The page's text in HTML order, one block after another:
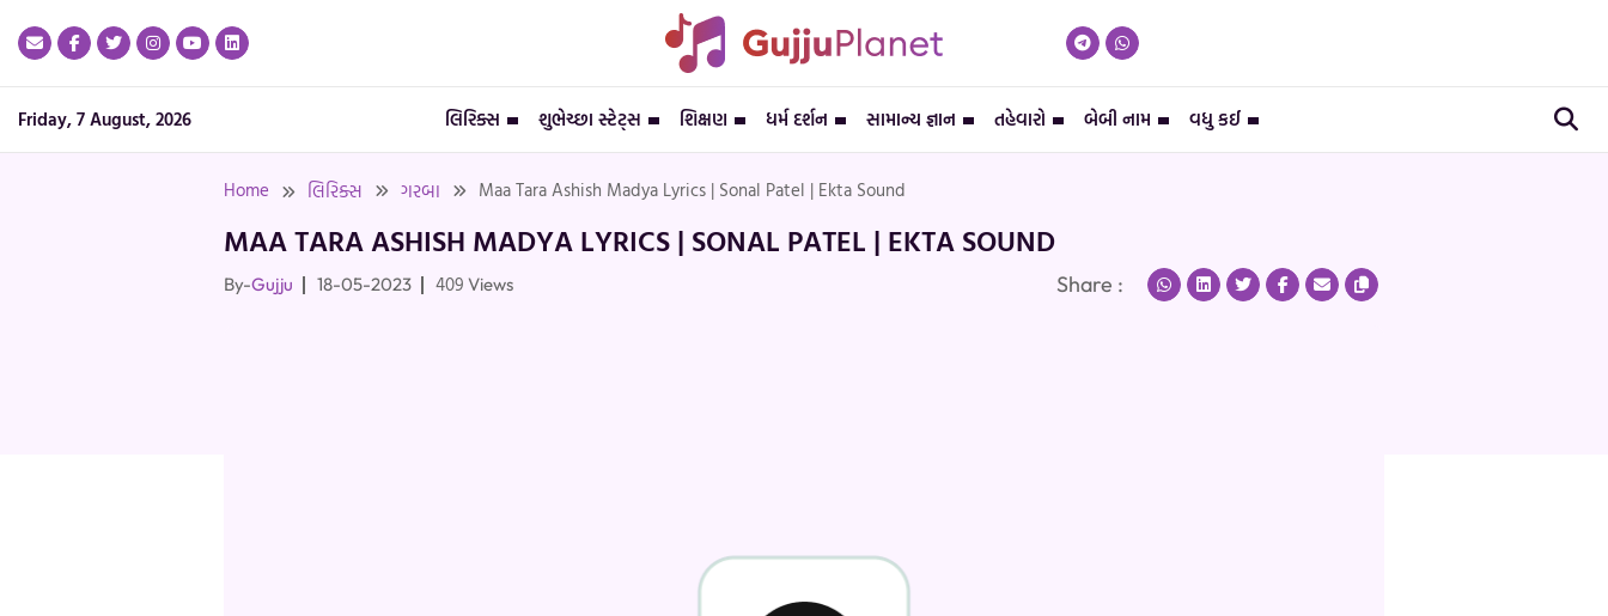
Friday, 7 August, 2026 લિરિક્સ શુભેચ્છા સ્ટેટ્સ શિક્ષણ ધર્મ દર્શન સામાન્ય જ્ઞાન તહેવારો બેબી નામ વધુ કઈ
Home લિરિક્સ ગરબા Maa Tara Ashish Madya Lyrics | Sonal Patel | Ekta Sound
MAA TARA ASHISH MADYA LYRICS | SONAL PATEL | EKTA SOUND
By-Gujju 18-05-2023 409 Views Share :